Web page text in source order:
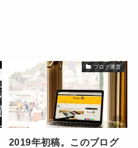
ブログ運営
2019年初稿。このブログ